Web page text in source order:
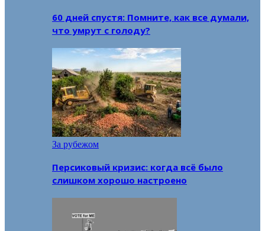
60 дней спустя: Помните, как все думали,
что умрут с голоду?
За рубежом
Персиковый кризис: когда всё было
слишком хорошо настроено